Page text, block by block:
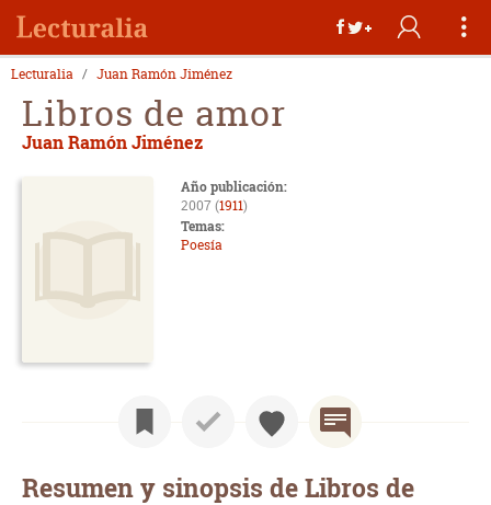
Lecturalia Juan Ramón Jiménez
Libros de amor
Juan Ramón Jiménez
Año publicación:
2007 (1911)
Temas:
Poesía
Resumen y sinopsis de Libros de